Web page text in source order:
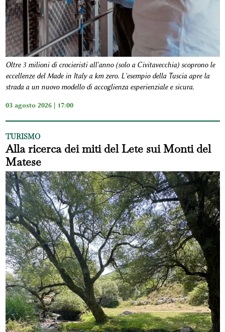
Oltre 3 milioni di crocieristi all'anno (solo a Civitavecchia) scoprono le
eccellenze del Made in Italy a km zero. L'esempio della Tuscia apre la
strada a un nuovo modello di accoglienza esperienziale e sicura.
03 agosto 2026 | 17:00
TURISMO
Alla ricerca dei miti del Lete sui Monti del
Matese